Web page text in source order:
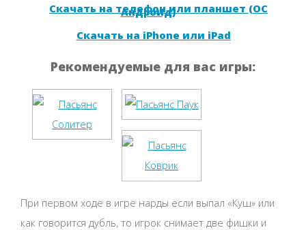
Скачать на телефон или планшет (ОС
Андроид)
Скачать на iPhone или iPad
Рекомендуемые для вас игры:
При первом ходе в игре нарды если выпал «Куш» или
как говорится дубль, то игрок снимает две фишки и